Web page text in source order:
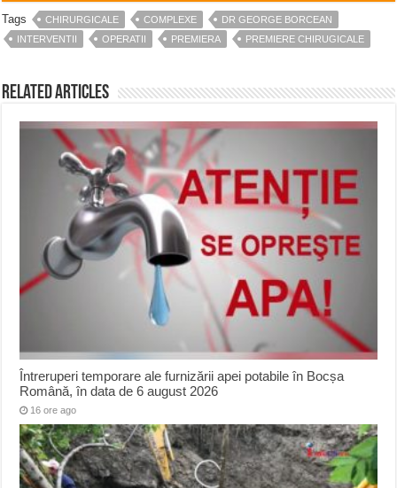
Tags CHIRURGICALE COMPLEXE
DR GEORGE BORCEAN
INTERVENTII
OPERATII PREMIERA PREMIERE CHIRUGICALE
Related Articles
Întreruperi temporare ale furnizării apei potabile în Bocșa
Română, în data de 6 august 2026
16 ore ago